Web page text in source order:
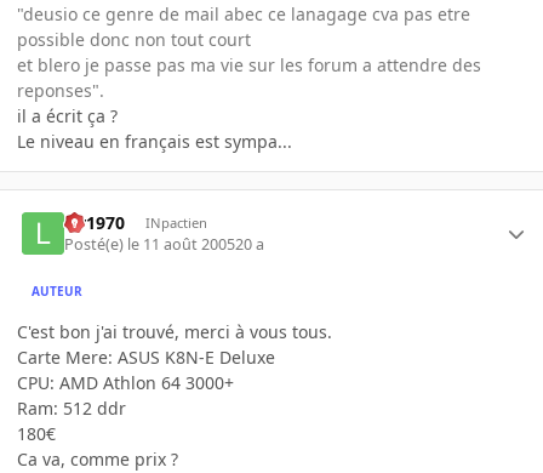
"deusio ce genre de mail abec ce lanagage cva pas etre
possible donc non tout court
et blero je passe pas ma vie sur les forum a attendre des
reponses".
il a écrit ça ?
Le niveau en français est sympa...
lar1970 INpactien
Posté(e) le 11 août 200520 a
AUTEUR
C'est bon j'ai trouvé, merci à vous tous.
Carte Mere: ASUS K8N-E Deluxe
CPU: AMD Athlon 64 3000+
Ram: 512 ddr
180€
Ca va, comme prix ?